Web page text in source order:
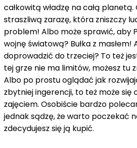
całkowitą władzę na całą planetą.
straszliwą zarazę, która zniszczy
problem! Albo może sprawić, aby
wojnę światową? Bułka z masłem!
doprowadzić do trzeciej? To też
tej grze nie ma limitów, możesz tu
Albo po prostu oglądać jak
zbytniej ingerencji, to też może się
zajęciem. Osobiście bardzo
jednak sądzę, że warto poczekać
zdecydujesz się ją kupić.